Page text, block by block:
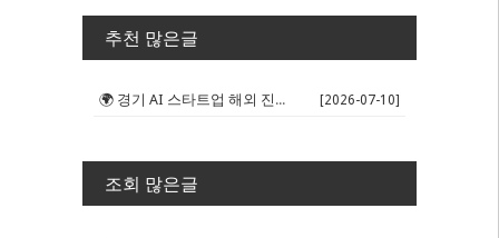
추천 많은글
🌍 경기 AI 스타트업 해외 진출 판... [2026-07-10]
조회 많은글